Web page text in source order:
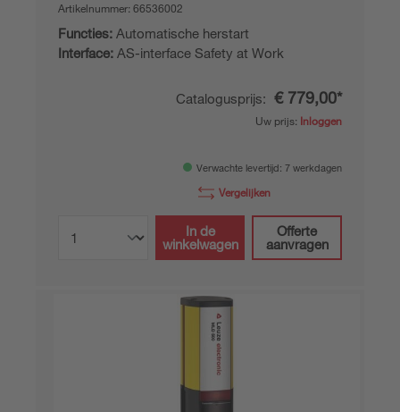
Artikelnummer: 66536002
Functies: Automatische herstart
Interface: AS-interface Safety at Work
Catalogusprijs: € 779,00*
Uw prijs: Inloggen
Verwachte levertijd: 7 werkdagen
Vergelijken
In de
winkelwagen
Offerte
aanvragen